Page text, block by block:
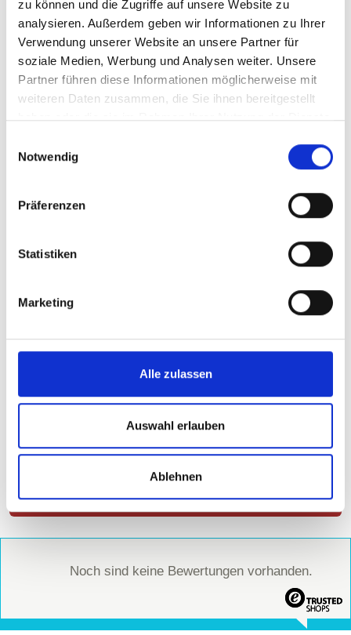
zu können und die Zugriffe auf unsere Website zu
analysieren. Außerdem geben wir Informationen zu Ihrer
Verwendung unserer Website an unsere Partner für
soziale Medien, Werbung und Analysen weiter. Unsere
Partner führen diese Informationen möglicherweise mit
weiteren Daten zusammen, die Sie ihnen bereitgestellt
haben oder die sie im Rahmen Ihrer Nutzung der Dienste
Notwendig
Präferenzen
Statistiken
Marketing
Alle zulassen
Auswahl erlauben
Ablehnen
PDF
Haben Sie eine Frage zu diesem Produkt?
BITTE TIPPEN SIE DIESEN SICHERHEITSCODE AB
Ich akzeptiere dieDatenschutzbestimmungen
Noch sind keine Bewertungen vorhanden.